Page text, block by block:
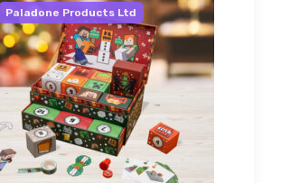
Paladone Products Ltd